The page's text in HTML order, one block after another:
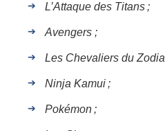
L’Attaque des Titans ;
Avengers ;
Les Chevaliers du
Ninja Kamui ;
Pokémon ;